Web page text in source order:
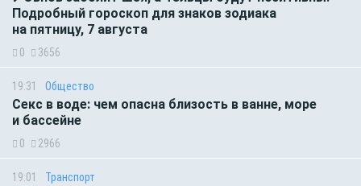
Подробный гороскоп для знаков зодиака
на пятницу, 7 августа
0 3656
19:31 Общество
Секс в воде: чем опасна близость в ванне, море
и бассейне
0 2966
19:01 Транспорт